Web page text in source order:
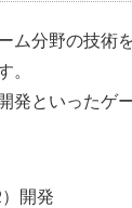
ム分野の技術
。
発といったゲ
開発